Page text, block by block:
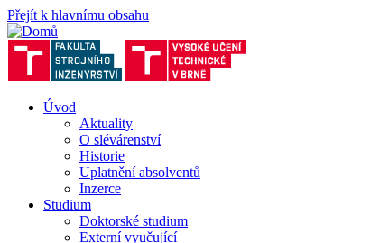
Přejít k hlavnímu obsahu
Úvod
Aktuality
O slévárenství
Historie
Uplatnění absolventů
Inzerce
Studium
Doktorské studium
Externí vyučující